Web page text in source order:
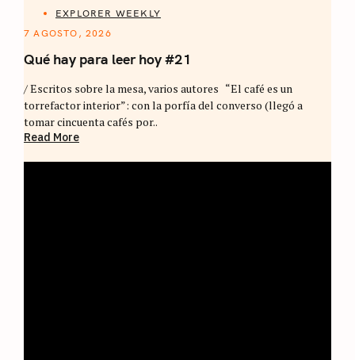
EXPLORER WEEKLY
7 AGOSTO, 2026
Qué hay para leer hoy #21
/ Escritos sobre la mesa, varios autores “El café es un
torrefactor interior”: con la porfía del converso (llegó a
tomar cincuenta cafés por..
Read More